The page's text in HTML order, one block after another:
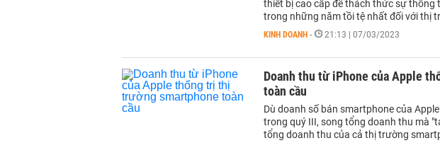
thiết bị cao cấp để thách thức sự thống
trong những năm tồi tệ nhất đối với thị
KINH DOANH - 21:13 | 07/03/2023
Doanh thu từ iPhone của Apple
toàn cầu
Dù doanh số bán smartphone của
trong quý III, song tổng doanh thu mà
tổng doanh thu của cả thị trường